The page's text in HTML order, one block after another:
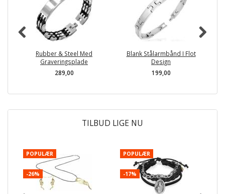
Rubber & Steel Med
Graveringsplade
289,00
Blank Stålarmbånd I Flot
Design
199,00
TILBUD LIGE NU
POPULÆR
-26%
POPULÆR
-17%